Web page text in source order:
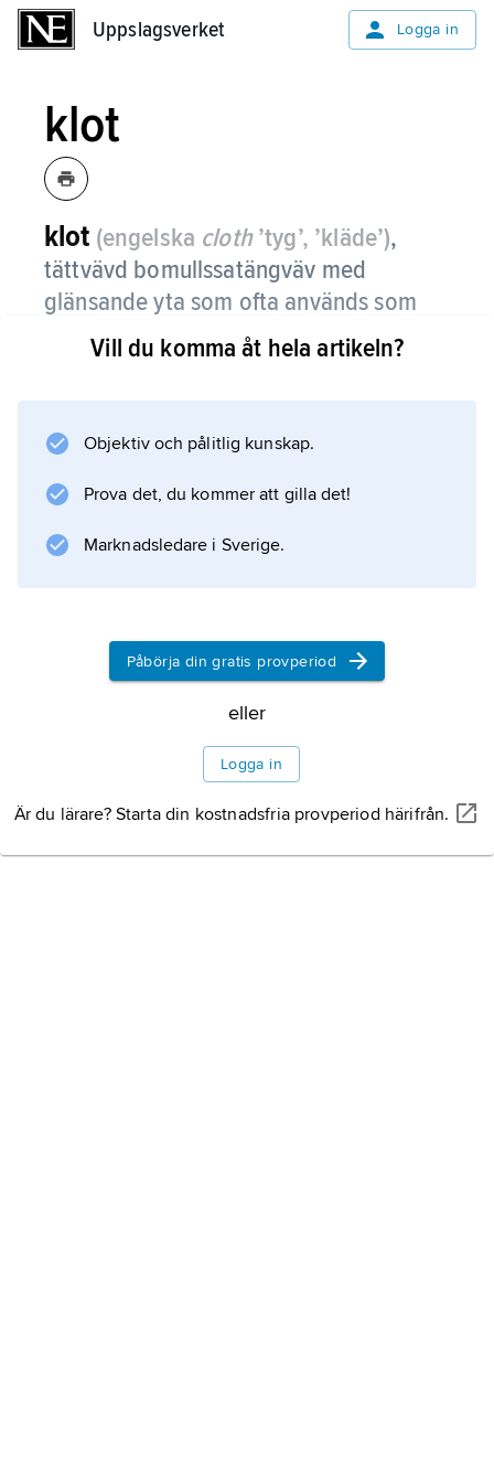
Uppslagsverket Logga in
klot
klot (engelska cloth’tyg’, ’kläde’),
tättvävd bomullssatängväv med
glänsande yta som ofta används som
fodervara.
klotband
Vill du komma åt hela artikeln?
Objektiv och pålitlig kunskap.
Prova det, du kommer att gilla det!
Marknadsledare i Sverige.
Påbörja din gratis provperiod
eller
Logga in
Är du lärare? Starta din kostnadsfria provperiod härifrån.